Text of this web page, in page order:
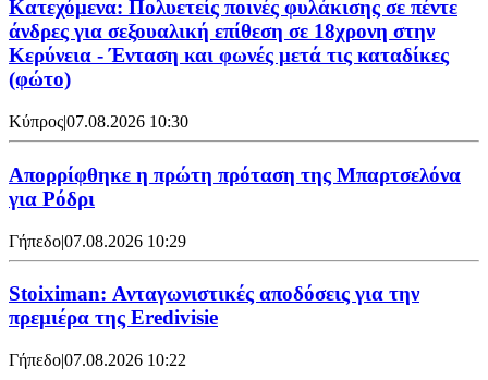
Κατεχόμενα: Πολυετείς ποινές φυλάκισης σε πέντε
άνδρες για σεξουαλική επίθεση σε 18χρονη στην
Κερύνεια - Ένταση και φωνές μετά τις καταδίκες
(φώτο)
Κύπρος|07.08.2026 10:30
Απορρίφθηκε η πρώτη πρόταση της Μπαρτσελόνα
για Ρόδρι
Γήπεδο|07.08.2026 10:29
Stoiximan: Ανταγωνιστικές αποδόσεις για την
πρεμιέρα της Eredivisie
Γήπεδο|07.08.2026 10:22